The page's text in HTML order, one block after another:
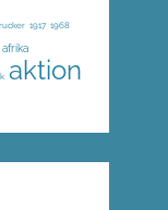
1917 1968
afrika
aktion